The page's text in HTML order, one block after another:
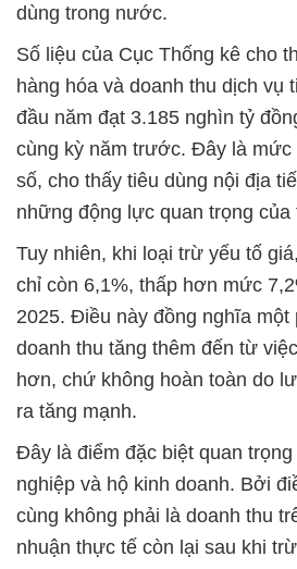
dùng trong nước.
Số liệu của Cục Thống kê cho
hàng hóa và doanh thu dịch vụ
đầu năm đạt 3.185 nghìn tỷ
cùng kỳ năm trước. Đây là
số, cho thấy tiêu dùng nội địa
những động lực quan trọng
Tuy nhiên, khi loại trừ yếu tố
chỉ còn 6,1%, thấp hơn mức
2025. Điều này đồng nghĩa một
doanh thu tăng thêm đến từ
hơn, chứ không hoàn toàn do
ra tăng mạnh.
Đây là điểm đặc biệt quan
nghiệp và hộ kinh doanh. Bởi
cùng không phải là doanh thu
nhuận thực tế còn lại sau khi